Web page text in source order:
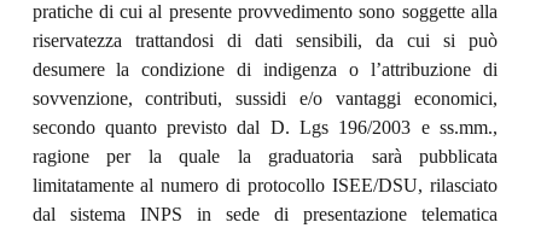
pratiche di cui al presente provvedimento sono soggette alla
riservatezza trattandosi di dati sensibili, da cui si può
desumere la condizione di indigenza o l’attribuzione di
sovvenzione, contributi, sussidi e/o vantaggi economici,
secondo quanto previsto dal D. Lgs 196/2003 e ss.mm.,
ragione per la quale la graduatoria sarà pubblicata
limitatamente al numero di protocollo ISEE/DSU, rilasciato
dal sistema INPS in sede di presentazione telematica